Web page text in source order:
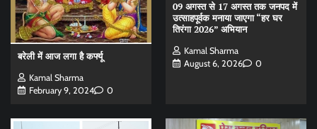
बरेली में आज लगा है कर्फ्यू
Kamal Sharma
February 9, 2024
0
09 अगस्त से 17 अगस्त तक जनपद में
उत्साहपूर्वक मनाया जाएगा “हर घर
तिरंगा 2026” अभियान
Kamal Sharma
August 6, 2026
0